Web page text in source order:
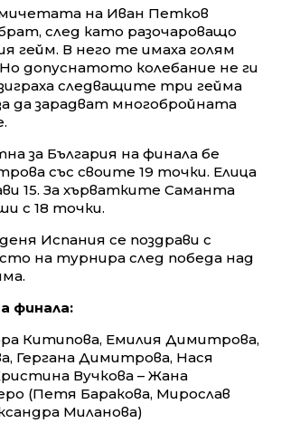
на Иван Петков
след като разочароващо
гейм. В него те имаха голям
Но допуснатото колебание не ги
следващите три гейма
да зарадват многобройната
за България на финала бе
със своите 19 точки. Елица
15. За хърватките Саманта
с 18 точки.
Испания се поздрави с
на турнира след победа над
финала:
Китипова, Емилия Димитрова,
Гергана Димитрова, Нася
Вучкова – Жана
(Петя Баракова, Мирослав
Миланова)